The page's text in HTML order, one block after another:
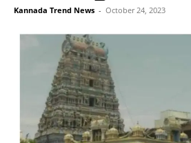
Kannada Trend News - October 24, 2023